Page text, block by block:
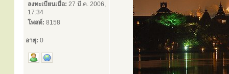
ลงทะเบียนเมื่อ: 27 มี.ค. 2006,
17:34
โพสต์: 8158
อายุ: 0